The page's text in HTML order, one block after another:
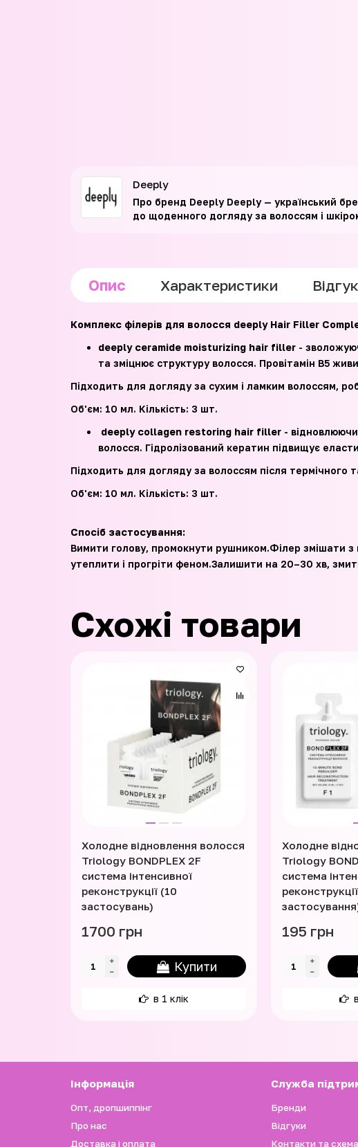
Deeply
Про бренд Deeply Deeply — український
до щоденного догляду за волоссям і
Опис Характеристики
Комплекс філерів для волосся deeply Hair Filler
deeply ceramide moisturizing hair filler -
та зміцнює структуру волосся. Провітамін В5
Підходить для догляду за сухим і ламким волоссям,
Об'єм: 10 мл. Кількість: 3 шт.
deeply collagen restoring hair filler -
волосся. Гідролізований кератин підвищує
Підходить для догляду за волоссям після термічного
Об'єм: 10 мл. Кількість: 3 шт.
Спосіб застосування:
Вимити голову, промокнути рушником.Філер змішати
утеплити і прогріти феном.Залишити на 20–30 хв,
Схожі товари
Холодне відновлення волосся
Triology BONDPLEX 2F
система інтенсивної
реконструкції (10
застосувань)
1700 грн
Купити
в 1 клік
Холодне
Triology
система
195 грн
Iнформація
Опт, дропшиппінг
Про нас
Доставка і оплата
Служба
Бренди
Відгуки
Контакти та